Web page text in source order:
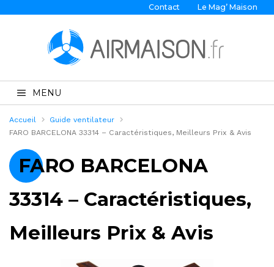
Contact Le Mag’ Maison
MENU
Accueil
Guide ventilateur
FARO BARCELONA 33314 – Caractéristiques, Meilleurs Prix & Avis
FARO BARCELONA
33314 – Caractéristiques,
Meilleurs Prix & Avis